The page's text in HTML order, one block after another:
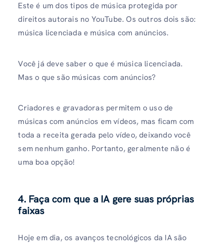
Este é um dos tipos de música protegida por
direitos autorais no YouTube. Os outros dois são:
música licenciada e música com anúncios.
Você já deve saber o que é música licenciada.
Mas o que são músicas com anúncios?
Criadores e gravadoras permitem o uso de
músicas com anúncios em vídeos, mas ficam com
toda a receita gerada pelo vídeo, deixando você
sem nenhum ganho. Portanto, geralmente não é
uma boa opção!
4. Faça com que a IA gere suas próprias
faixas
Hoje em dia, os avanços tecnológicos da IA ​​são